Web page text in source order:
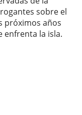
sobre el
próximos años
enfrenta la isla.